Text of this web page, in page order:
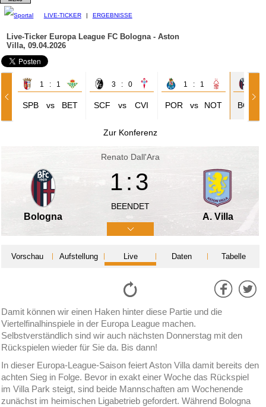
LIVE-TICKER | ERGEBNISSE
Live-Ticker Europa League FC Bologna - Aston
Villa, 09.04.2026
1 : 1
SPB vs BET
3 : 0
SCF vs CVI
1 : 1
POR vs NOT BOL
Zur Konferenz
Renato Dall'Ara
Bologna
1:3
BEENDET
A. Villa
Vorschau Aufstellung Live Daten Tabelle
Damit können wir einen Haken hinter diese Partie und die
Viertelfinalhinspiele in der Europa League machen.
Selbstverständlich sind wir auch nächsten Donnerstag mit den
Rückspielen wieder für Sie da. Bis dann!
In dieser Europa-League-Saison feiert Aston Villa damit bereits den
achten Sieg in Folge. Bevor in exakt einer Woche das Rückspiel
im Villa Park steigt, sind beide Mannschaften am Wochenende
zunächst im heimischen Ligabetrieb gefordert. Während Bologna